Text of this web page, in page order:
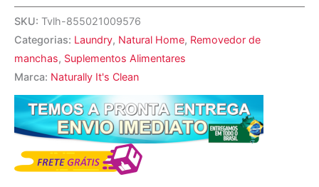
SKU: Tvlh-855021009576
Categorias: Laundry, Natural Home, Removedor de
manchas, Suplementos Alimentares
Marca: Naturally It's Clean